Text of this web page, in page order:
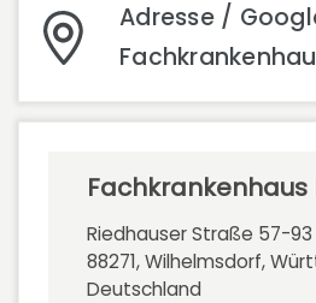
Adresse /
Fachkrankenhaus
Riedhauser Straße 57-93
88271, Wilhelmsdorf,
Deutschland